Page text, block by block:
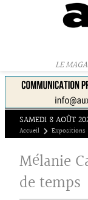
LE
SAMEDI 8 AOÛT
Accueil Expositions
Mélanie
de temps
Panneau de gestion